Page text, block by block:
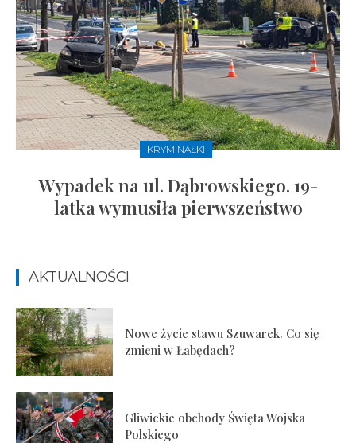
KRYMINAŁKI
Wypadek na ul. Dąbrowskiego. 19-
latka wymusiła pierwszeństwo
AKTUALNOŚCI
Nowe życie stawu Szuwarek. Co się
zmieni w Łabędach?
Gliwickie obchody Święta Wojska
Polskiego